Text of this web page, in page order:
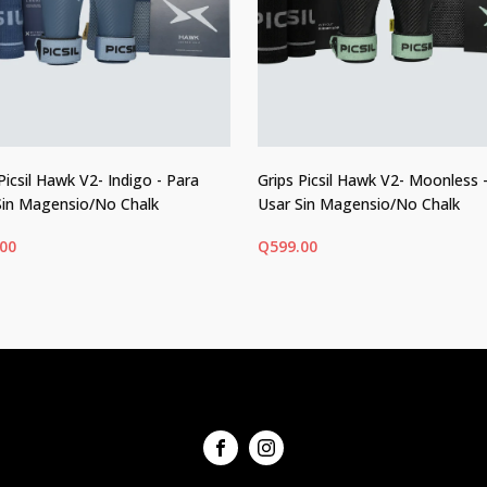
Hawk V2- Indigo - Para
Magensio/No Chalk
variantes.
Las
Grips Picsil Hawk V2- Moonless
Usar Sin Magensio/No Chalk
Q599.00